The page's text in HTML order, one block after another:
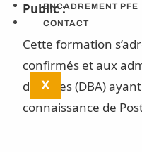
ENCADREMENT PFE
CONTACT
X
Public :
Cette formation
confirmés et aux
données (DBA)
connaissance de